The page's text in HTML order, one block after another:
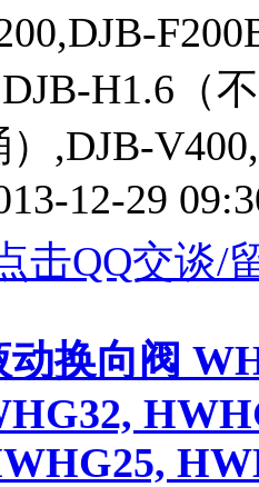
H1.6（
）,DJB-
12-29
动换向阀